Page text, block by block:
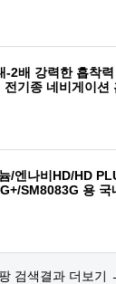
-2배 강력한 흡착
기종 네비게이션
/엔나비HD/HD
SM8083G 용 국
검색결과 더보기